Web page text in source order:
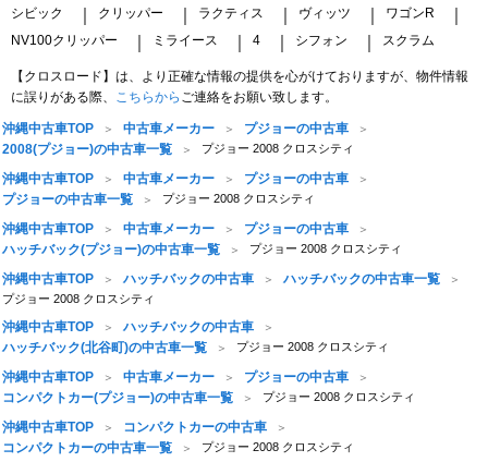
シビック クリッパー ラクティス ヴィッツ ワゴンR
NV100クリッパー ミライース 4 シフォン スクラム
【クロスロード】は、より正確な情報の提供を心がけておりますが、物件情報
に誤りがある際、 こちらから ご連絡をお願い致します。
沖縄中古車TOP 中古車メーカー
プジョーの中古車
2008(プジョー)の中古車一覧
プジョー 2008 クロスシティ
沖縄中古車TOP 中古車メーカー
プジョーの中古車
プジョーの中古車一覧
プジョー 2008 クロスシティ
沖縄中古車TOP 中古車メーカー
プジョーの中古車
ハッチバック(プジョー)の中古車一覧
プジョー 2008 クロスシティ
沖縄中古車TOP ハッチバックの中古車 ハッチバックの中古車一覧
プジョー 2008 クロスシティ
沖縄中古車TOP
ハッチバックの中古車
ハッチバック(北谷町)の中古車一覧
プジョー 2008 クロスシティ
沖縄中古車TOP 中古車メーカー
プジョーの中古車
コンパクトカー(プジョー)の中古車一覧
プジョー 2008 クロスシティ
沖縄中古車TOP
コンパクトカーの中古車
コンパクトカーの中古車一覧
プジョー 2008 クロスシティ